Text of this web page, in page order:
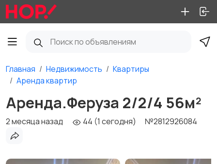
Главная Недвижимость
Квартиры
Аренда квартир
Аренда.Феруза 2/2/4 56м²
2 месяца назад 44 (1 сегодня) №2812926084